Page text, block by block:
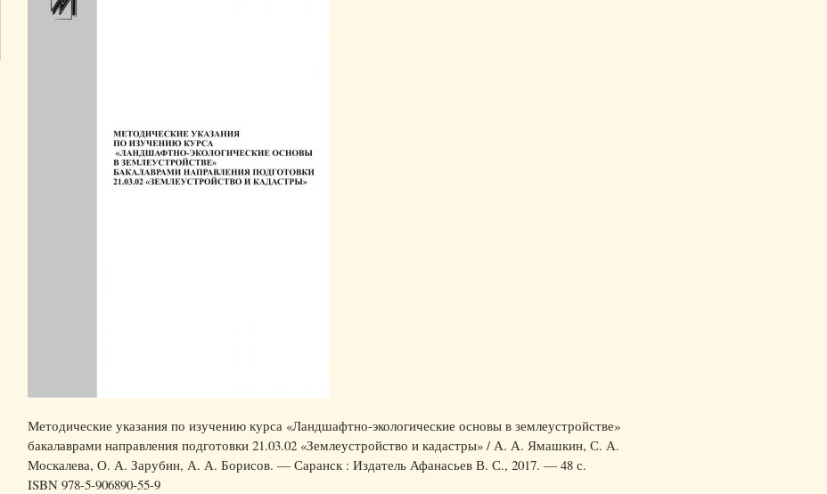
Методические указания по изучению курса «Ландшафтно-экологические основы в землеустройстве»
бакалаврами направления подготовки 21.03.02 «Землеустройство и кадастры» / А. А. Ямашкин, С. А.
Москалева, О. А. Зарубин, А. А. Борисов. — Саранск : Издатель Афанасьев В. С., 2017. — 48 с.
ISBN 978-5-906890-55-9